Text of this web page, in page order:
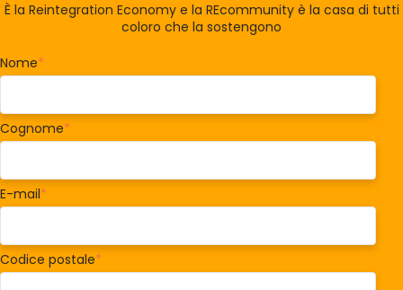
È la Reintegration Economy e la REcommunity è la casa di tutti
coloro che la sostengono
Nome*
Cognome*
E-mail*
Codice postale*